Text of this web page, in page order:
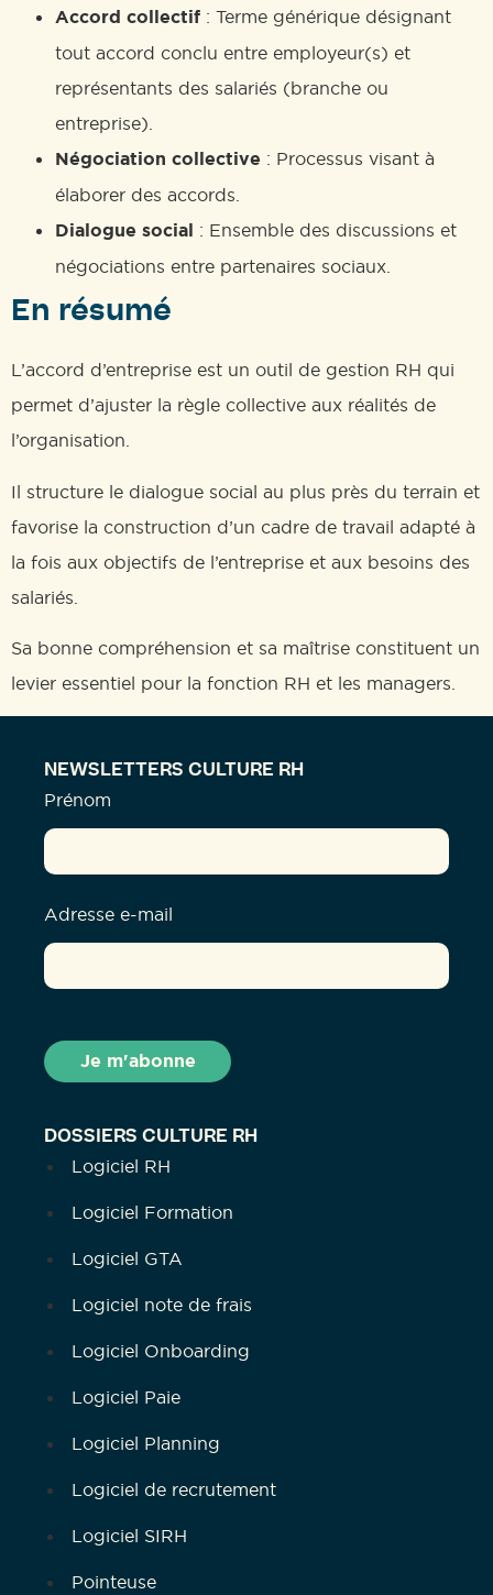
Accord collectif : Terme générique désignant
tout accord conclu entre employeur(s) et
représentants des salariés (branche ou
entreprise).
Négociation collective : Processus visant à
élaborer des accords.
Dialogue social : Ensemble des discussions et
négociations entre partenaires sociaux.
En résumé
L’accord d’entreprise est un outil de gestion RH qui
permet d’ajuster la règle collective aux réalités de
l’organisation.
Il structure le dialogue social au plus près du terrain et
favorise la construction d’un cadre de travail adapté à
la fois aux objectifs de l’entreprise et aux besoins des
salariés.
Sa bonne compréhension et sa maîtrise constituent un
levier essentiel pour la fonction RH et les managers.
DOSSIERS CULTURE RH
Logiciel RH
Logiciel Formation
Logiciel GTA
Logiciel note de frais
Logiciel Onboarding
Logiciel Paie
Logiciel Planning
Logiciel de recrutement
Logiciel SIRH
Pointeuse
NEWSLETTERS CULTURE RH
Prénom
Adresse e-mail